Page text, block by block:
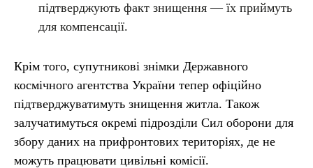
підтверджують факт знищення — їх приймуть
для компенсації.
Крім того, супутникові знімки Державного
космічного агентства України тепер офіційно
підтверджуватимуть знищення житла. Також
залучатимуться окремі підрозділи Сил оборони для
збору даних на прифронтових територіях, де не
можуть працювати цивільні комісії.